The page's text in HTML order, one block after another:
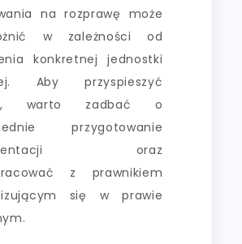
na rozprawę może
w zależności od
konkretnej jednostki
Aby przyspieszyć
warto zadbać o
przygotowanie
oraz
z prawnikiem
się w prawie